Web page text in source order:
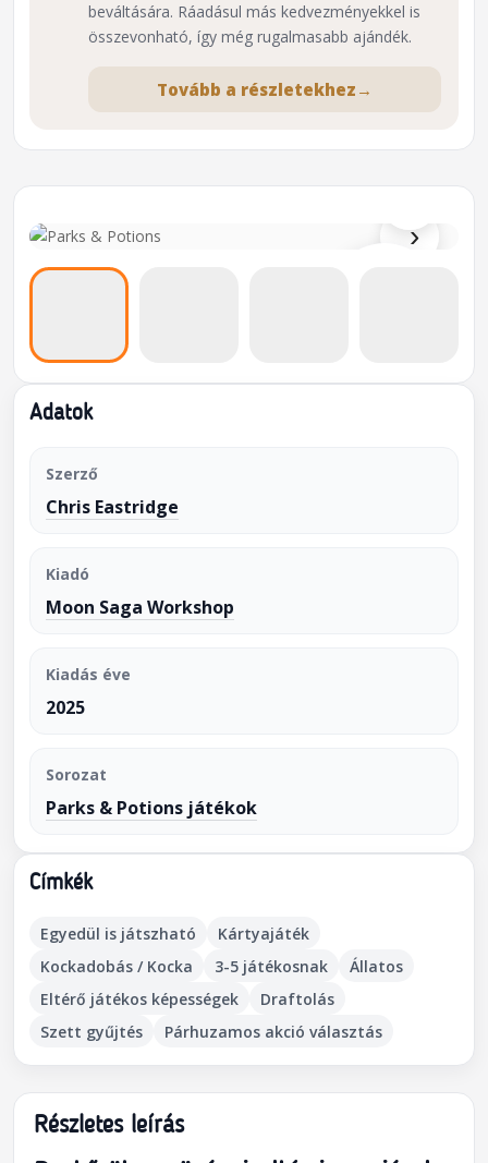
›
⌕
Adatok
Szerző
Chris Eastridge
Kiadó
Moon Saga Workshop
Kiadás éve
2025
Sorozat
Parks & Potions játékok
Címkék
Egyedül is játszható
Kártyajáték
Kockadobás / Kocka
3-5 játékosnak
Állatos
Eltérő játékos képességek
Draftolás
Szett gyűjtés
Párhuzamos akció választás
beváltására. Ráadásul más kedvezményekkel is
összevonható, így még rugalmasabb ajándék.
Tovább a részletekhez →
Részletes leírás